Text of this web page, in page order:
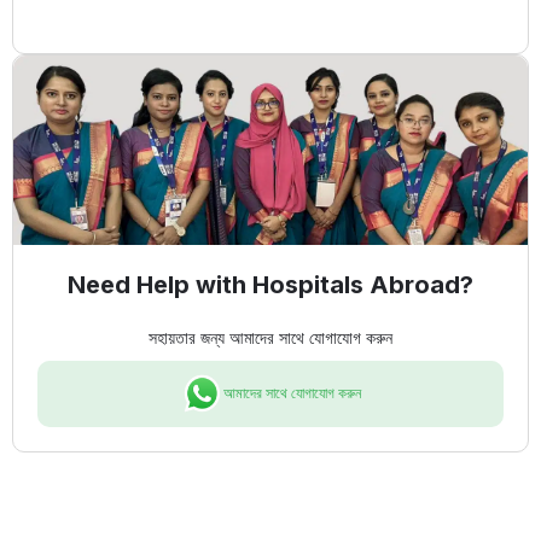
Need Help with Hospitals Abroad?
সহায়তার জন্য আমাদের সাথে যোগাযোগ করুন
আমাদের সাথে যোগাযোগ করুন